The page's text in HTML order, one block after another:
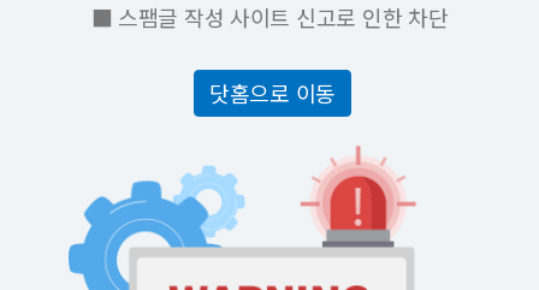
■ 스팸글 작성 사이트 신고로 인한 차단
닷홈으로 이동